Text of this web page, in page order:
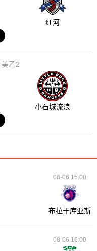
红河
美乙2
小石城流浪
08-06 15:00
布拉干库亚斯
08-06 16:00